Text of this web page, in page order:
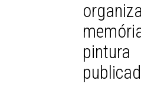
pintura